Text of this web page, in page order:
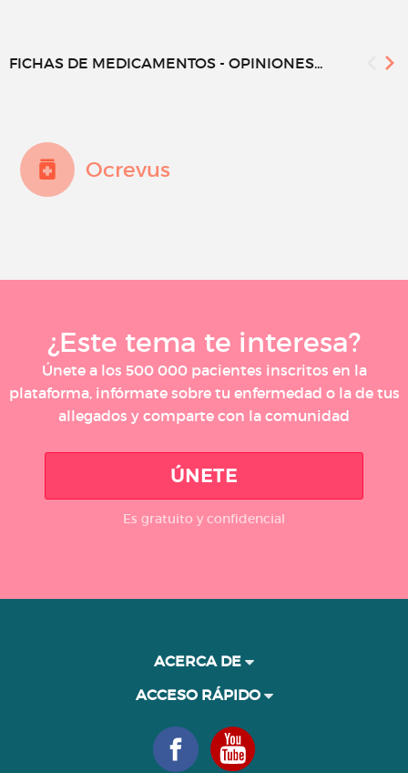
FICHAS DE MEDICAMENTOS - OPINIONES...
Ocrevus
¿Este tema te interesa?
Únete a los 500 000 pacientes inscritos en la
plataforma, infórmate sobre tu enfermedad o la de tus
allegados y comparte con la comunidad
ÚNETE
Es gratuito y confidencial
ACERCA DE
ACCESO RÁPIDO